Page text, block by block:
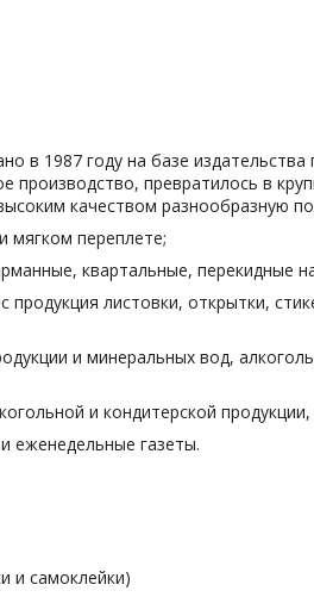
в 1987 году на базе
производство, превратилось в
качеством разнообразную
мягком переплете;
квартальные, перекидные
продукция листовки, открытки,
и минеральных вод,
и кондитерской
еженедельные газеты.
и самоклейки)